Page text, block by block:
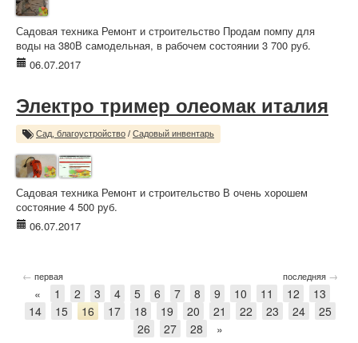
Садовая техника Ремонт и строительство Продам помпу для
воды на 380В самодельная, в рабочем состоянии 3 700 руб.
06.07.2017
Электро тример олеомак италия
Сад, благоустройство / Садовый инвентарь
Садовая техника Ремонт и строительство В очень хорошем
состояние 4 500 руб.
06.07.2017
← первая последняя →
« 1 2 3 4 5 6 7 8 9 10 11 12
13
14
15 16 17 18 19 20 21 22 23 24
25
26
27 28 »